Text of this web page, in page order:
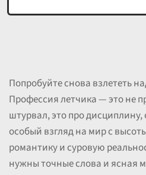
Попробуйте снова взлететь
Профессия летчика — это не
штурвал, это про дисциплину,
особый взгляд на мир с
романтику и суровую
нужны точные слова и ясная